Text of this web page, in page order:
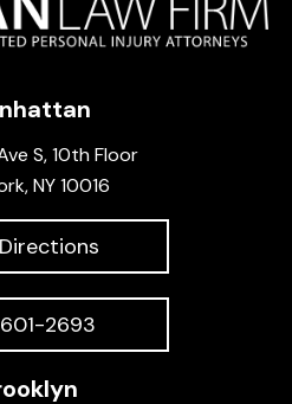
S, 10th Floor
NY 10016
2693